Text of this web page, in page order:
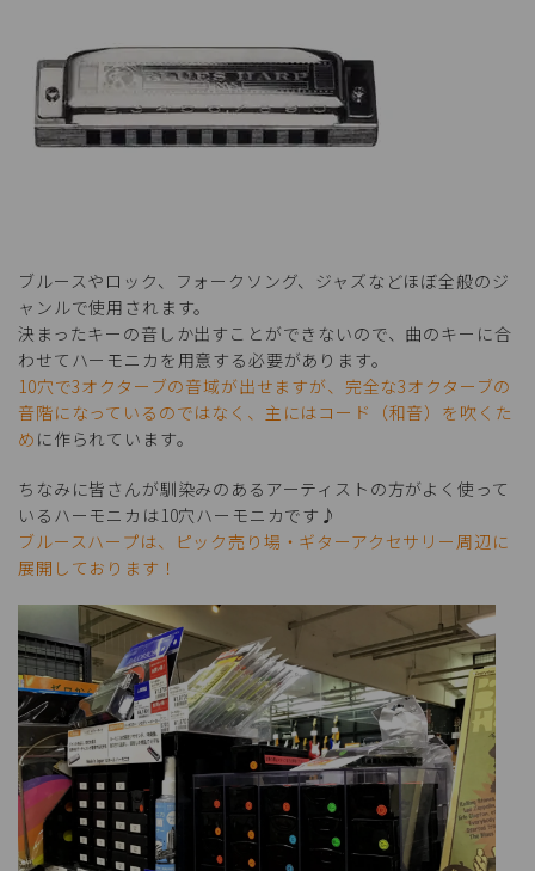
ブルースやロック、フォークソング、ジャズなどほぼ全般のジ
ャンルで使用されます。
決まったキーの音しか出すことができないので、曲のキーに合
わせてハーモニカを用意する必要があります。
10穴で3オクターブの音域が出せますが、完全な3オクターブの
音階になっているのではなく、主にはコード（和音）を吹くた
め に作られています。
ちなみに皆さんが馴染みのあるアーティストの方がよく使って
いるハーモニカは10穴ハーモニカです♪
ブルースハープは、ピック売り場・ギターアクセサリー周辺に
展開しております！